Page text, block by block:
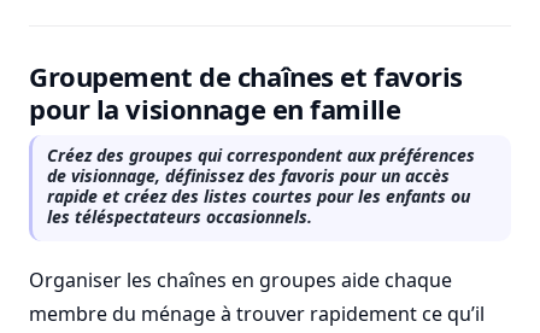
Groupement de chaînes et favoris
pour la visionnage en famille
Créez des groupes qui correspondent aux préférences
de visionnage, définissez des favoris pour un accès
rapide et créez des listes courtes pour les enfants ou
les téléspectateurs occasionnels.
Organiser les chaînes en groupes aide chaque
membre du ménage à trouver rapidement ce qu’il